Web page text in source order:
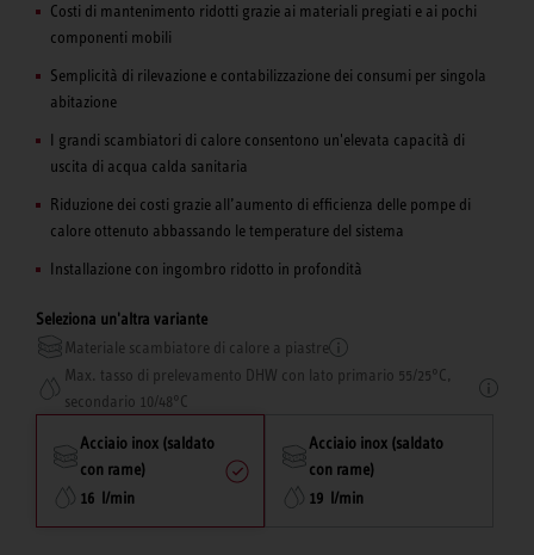
Costi di mantenimento ridotti grazie ai materiali pregiati e ai pochi
componenti mobili
Semplicità di rilevazione e contabilizzazione dei consumi per singola
abitazione
I grandi scambiatori di calore consentono un'elevata capacità di
uscita di acqua calda sanitaria
Riduzione dei costi grazie all’aumento di efficienza delle pompe di
calore ottenuto abbassando le temperature del sistema
Installazione con ingombro ridotto in profondità
Seleziona un'altra variante
Materiale scambiatore di calore a piastre
Max. tasso di prelevamento DHW con lato primario 55/25°C,
secondario 10/48°C
Acciaio inox (saldato
con rame)
16 l/min
Acciaio inox (saldato
con rame)
19 l/min